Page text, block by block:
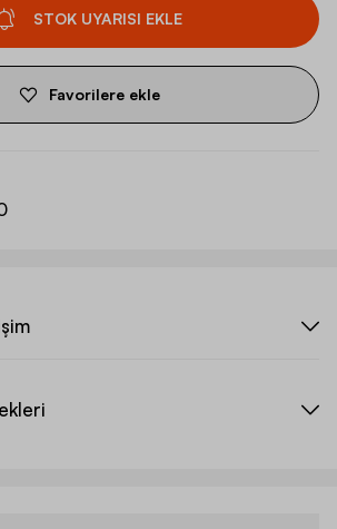
STOK UYARISI EKLE
Favorilere ekle